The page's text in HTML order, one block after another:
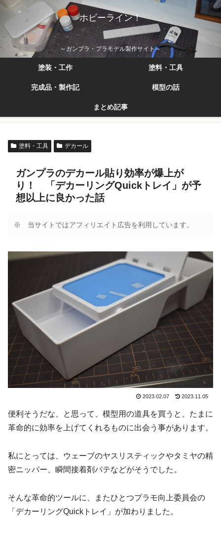
ホビーライン！
～ガンプラ・プラモデル製作サイト～
塗装・工作 塗料・工具
完成品・製作記 模型の話
まとめ記事
塗料・工具 デカール
ガンプラのデカール貼り効率が爆上が
り！ 「デカーリングQuickトレイ」が予
想以上に良かった話
※ 当サイトではアフィリエイト広告を利用しています。
2023.02.07 2023.11.05
便利そうだな、と思って、模型用の道具を買うと、たまに
革命的に効率を上げてくれるものに出会う事があります。
私にとっては、ウェーブのヤスリスティックやタミヤの精
密ニッパー、瞬間接着剤パテなどがそうでした。
そんな革命的ツールに、またひとつプラモ向上委員会の
「デカーリングQuickトレイ」が加わりました。